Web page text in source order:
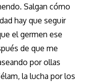
Salgan cómo
hay que seguir
el germen ese
de que me
por ollas
la lucha por los